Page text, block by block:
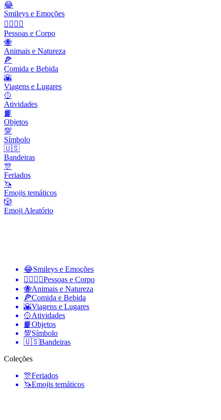
😂
Smileys e Emoções
👩‍❤️‍💋‍👨
Pessoas e Corpo
🐝
Animais e Natureza
🍕
Comida e Bebida
🌇
Viagens e Lugares
🥎
Atividades
📙
Objetos
💯
Símbolo
🇺🇸
Bandeiras
🎊
Feriados
🦄
Emojis temáticos
🎲
Emoji Aleatório
😂Smileys e Emoções
👩‍❤️‍💋‍👨Pessoas e Corpo
🐝Animais e Natureza
🍕Comida e Bebida
🌇Viagens e Lugares
🥎Atividades
📙Objetos
💯Símbolo
🇺🇸Bandeiras
Coleções
🎊Feriados
🦄Emojis temáticos